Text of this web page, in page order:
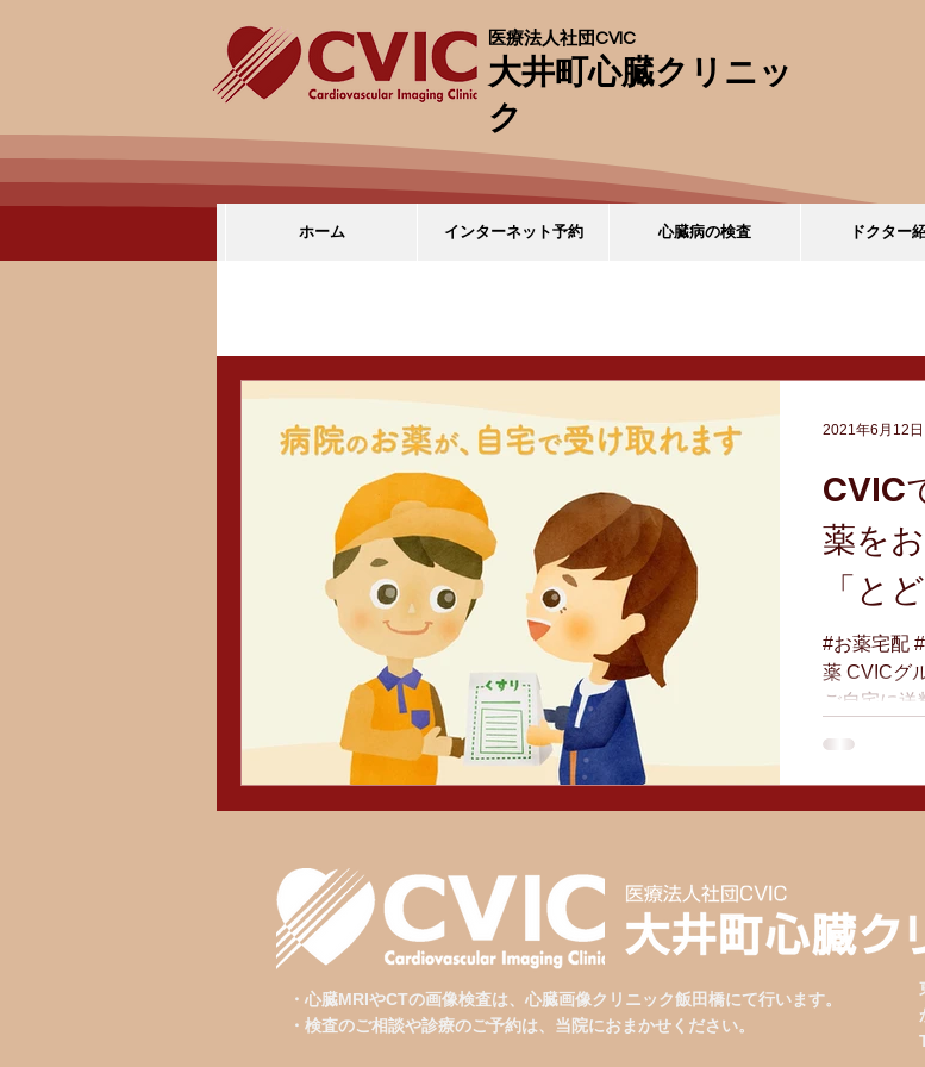
医療法人社団CVIC
大井町心臓クリニッ
ク
ホーム インターネット予約 心臓病の検査 ドクター
お知らせ
CVIC
薬を
「と
す。
#お薬宅配
薬 CVICグ
ご自宅に送
い。...
2021年6月12日
・心臓MRIやCTの画像検査は、心臓画像クリニック飯田橋にて行います。
・検査のご相談や診療のご予約は、当院におまかせください。